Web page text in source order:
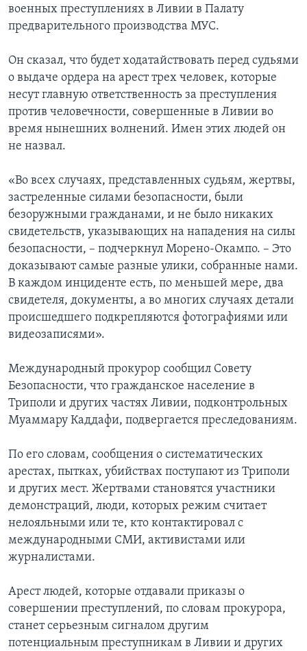
военных преступлениях в Ливии в Палату
предварительного производства МУС.
Он сказал, что будет ходатайствовать перед судьями
о выдаче ордера на арест трех человек, которые
несут главную ответственность за преступления
против человечности, совершенные в Ливии во
время нынешних волнений. Имен этих людей он
не назвал.
«Во всех случаях, представленных судьям, жертвы,
застреленные силами безопасности, были
безоружными гражданами, и не было никаких
свидетельств, указывающих на нападения на силы
безопасности, – подчеркнул Морено-Окампо. – Это
доказывают самые разные улики, собранные нами.
В каждом инциденте есть, по меньшей мере, два
свидетеля, документы, а во многих случаях детали
происшедшего подкрепляются фотографиями или
видеозаписями».
Международный прокурор сообщил Совету
Безопасности, что гражданское население в
Триполи и других частях Ливии, подконтрольных
Муаммару Каддафи, подвергается преследованиям.
По его словам, сообщения о систематических
арестах, пытках, убийствах поступают из Триполи
и других мест. Жертвами становятся участники
демонстраций, люди, которых режим считает
нелояльными или те, кто контактировал с
международными СМИ, активистами или
журналистами.
Арест людей, которые отдавали приказы о
совершении преступлений, по словам прокурора,
станет серьезным сигналом другим
потенциальным преступникам в Ливии и других